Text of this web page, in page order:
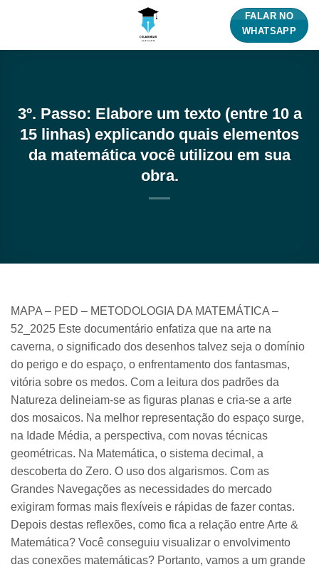
FALAR NO
WHATSAPP
3º. Passo: Elabore um texto (entre 10 a
15 linhas) explicando quais elementos
da matemática você utilizou em sua
obra.
MAPA – PED – METODOLOGIA DA MATEMÁTICA –
52_2025 Este documentário enfatiza que na arte na
caverna, o significado dos desenhos talvez seja o domínio
do perigo e do espaço, o enfrentamento dos fantasmas,
vitória sobre os medos. Com a leitura dos padrões da
Natureza delineiam-se as figuras planas e cria-se a arte
dos mosaicos. Na melhor representação do espaço surge,
na Idade Média, a perspectiva, com novas técnicas
geométricas. Na Matemática, o sistema decimal, a
descoberta do Zero. O uso dos algarismos. Com as
Grandes Navegações as necessidades do mercado
exigiram formas mais flexíveis e rápidas de fazer contas.
Depois destas reflexões, como fica a relação entre Arte &
Matemática? Você conseguiu visualizar o envolvimento
das conexões matemáticas? Portanto, vamos a um grande